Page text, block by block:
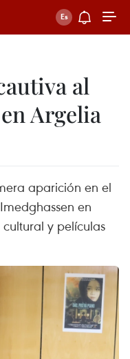
al
Argelia
aparición en el
en
y películas